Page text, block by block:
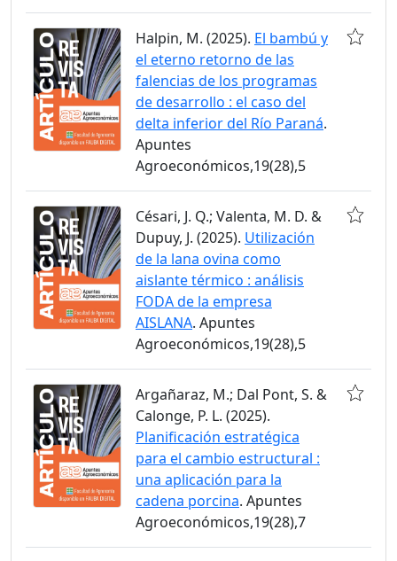
Halpin, M. (2025). El bambú y
el eterno retorno de las
falencias de los programas
de desarrollo : el caso del
delta inferior del Río Paraná.
Apuntes
Agroeconómicos,19(28),5
Césari, J. Q.; Valenta, M. D. &
Dupuy, J. (2025). Utilización
de la lana ovina como
aislante térmico : análisis
FODA de la empresa
AISLANA. Apuntes
Agroeconómicos,19(28),5
Argañaraz, M.; Dal Pont, S. &
Calonge, P. L. (2025).
Planificación estratégica
para el cambio estructural :
una aplicación para la
cadena porcina. Apuntes
Agroeconómicos,19(28),7